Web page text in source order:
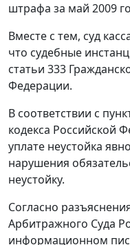
штрафа за май 2009
Вместе с тем, суд
что судебные
статьи 333
Федерации.
В соответствии с
кодекса Российской
уплате неустойка
нарушения
неустойку.
Согласно
Арбитражного Суда
информационном